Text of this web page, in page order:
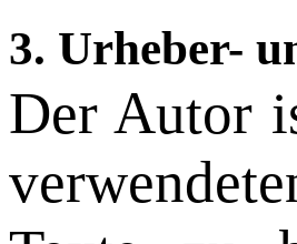
3. Urheber-
Der Autor